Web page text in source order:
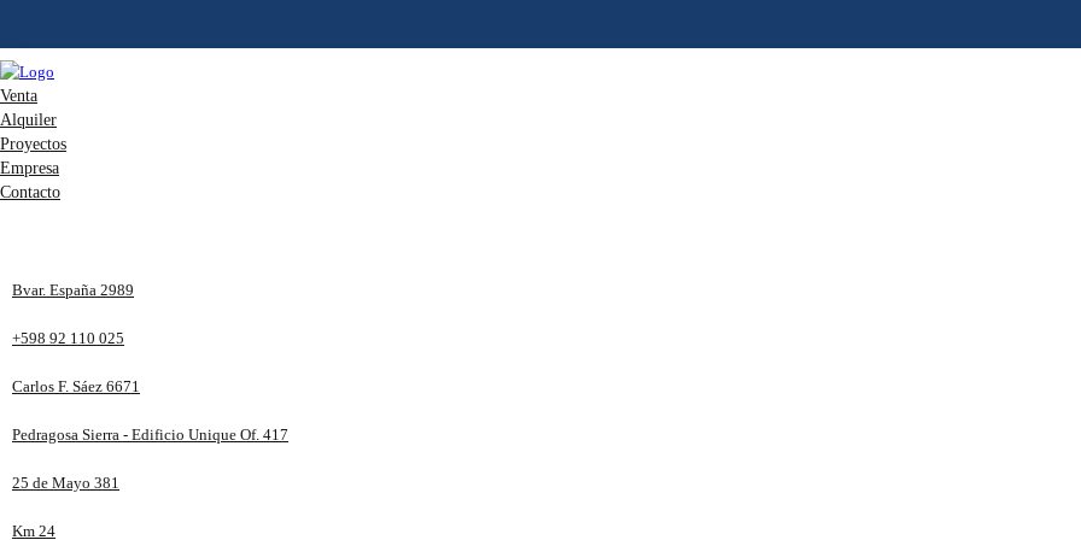
Venta
Alquiler
Proyectos
Empresa
Contacto
Bvar. España 2989
+598 92 110 025
Carlos F. Sáez 6671
Pedragosa Sierra - Edificio Unique Of. 417
25 de Mayo 381
Km 24